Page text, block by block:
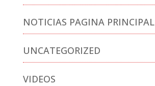
NOTICIAS PAGINA PRINCIPAL
UNCATEGORIZED
VIDEOS